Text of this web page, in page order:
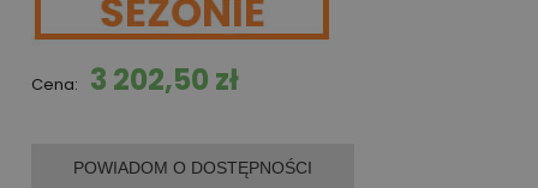
Cena: 3 202,50 zł
POWIADOM O DOSTĘPNOŚCI